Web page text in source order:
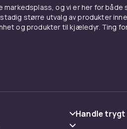
Sennheiser,
retur og
Hos CDON
Hos CDON
markedsplass, og vi er her for
større utvalg av produkter
og produkter til kjæledyr. Ting
Handle trygt